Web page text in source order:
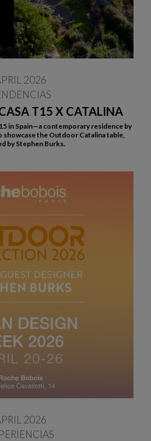
T15 X CATALINA
2026
in Spain—a contemporary residence by
the Outdoor Catalina table,
by Stephen Burks.
2026